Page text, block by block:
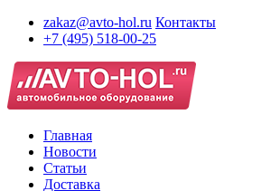
zakaz@avto-hol.ru Контакты
+7 (495) 518-00-25
Главная
Новости
Статьи
Доставка